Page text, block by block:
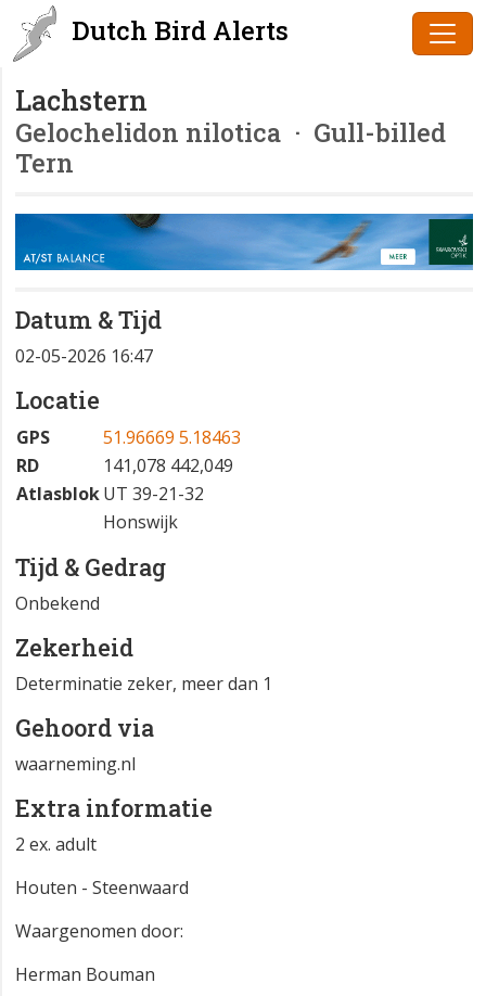
Dutch Bird Alerts
Lachstern
Gelochelidon nilotica · Gull-billed
Tern
Datum & Tijd
02-05-2026 16:47
Locatie
GPS
51.96669 5.18463
RD
141,078 442,049
AtlasblokUT 39-21-32
Honswijk
Tijd & Gedrag
Onbekend
Zekerheid
Determinatie zeker, meer dan 1
Gehoord via
waarneming.nl
Extra informatie
2 ex. adult
Houten - Steenwaard
Waargenomen door:
Herman Bouman